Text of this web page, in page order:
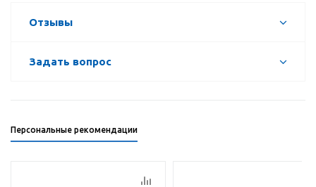
Отзывы
Задать вопрос
Персональные рекомендации